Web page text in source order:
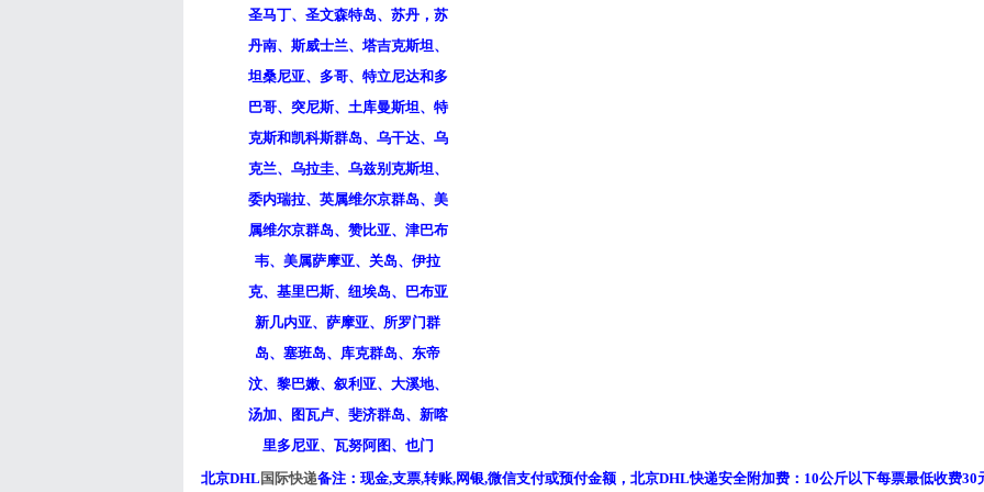
圣马丁、圣文森特岛、苏丹，苏
丹南、斯威士兰、塔吉克斯坦、
坦桑尼亚、多哥、特立尼达和多
巴哥、突尼斯、土库曼斯坦、特
克斯和凯科斯群岛、乌干达、乌
克兰、乌拉圭、乌兹别克斯坦、
委内瑞拉、英属维尔京群岛、美
属维尔京群岛、赞比亚、津巴布
韦、美属萨摩亚、关岛、伊拉
克、基里巴斯、纽埃岛、巴布亚
新几内亚、萨摩亚、所罗门群
岛、塞班岛、库克群岛、东帝
汶、黎巴嫩、叙利亚、大溪地、
汤加、图瓦卢、斐济群岛、新喀
里多尼亚、瓦努阿图、也门
北京DHL 国际快递备注：现金,支票,转账,网银,微信支付或预付金额，北京DHL快递安全附加费：10公斤以下每票最低收费30